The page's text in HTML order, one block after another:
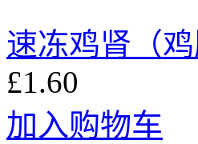
速冻鸡肾（
£1.60
加入购物车